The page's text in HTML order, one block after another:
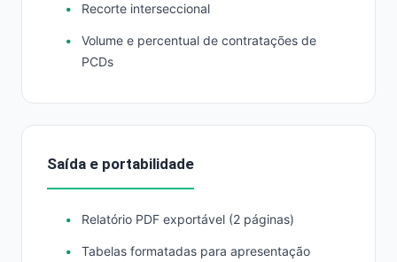
Recorte interseccional
Volume e percentual de contratações de
PCDs
Saída e portabilidade
Relatório PDF exportável (2 páginas)
Tabelas formatadas para apresentação